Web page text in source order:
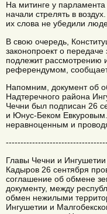
На митинге у
начали стрелять в
их слова не убедили
В свою очередь,
законопроект о
подлежит рассмотрению
референдумом,
Напомним, документ об
Надтеречного района
Чечни был подписан 26
и Юнус-Беком
неравноценным и
Главы Чечни и
Кадыров 26 сентября
соглашение об обмене
документу, между
обмен нежилыми
Ингушетии и